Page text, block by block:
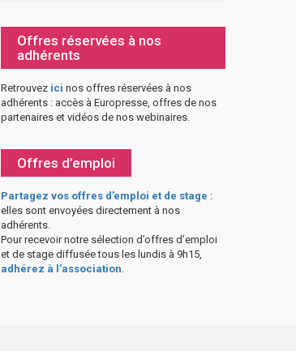
Offres réservées à nos
adhérents
Retrouvez ici nos offres réservées à nos
adhérents : accès à Europresse, offres de nos
partenaires et vidéos de nos webinaires.
Offres d’emploi
Partagez vos offres d’emploi et de stage :
elles sont envoyées directement à nos
adhérents.
Pour recevoir notre sélection d’offres d’emploi
et de stage diffusée tous les lundis à 9h15,
adhérez à l’association.